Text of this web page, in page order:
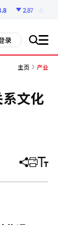
2.87 -0.36%
录 搜 all
主页 产业
文化
分
章
打 调
小